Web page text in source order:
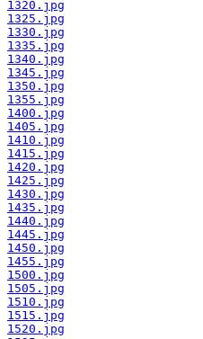
1320.jpg
1325.jpg
1330.jpg
1335.jpg
1340.jpg
1345.jpg
1350.jpg
1355.jpg
1400.jpg
1405.jpg
1410.jpg
1415.jpg
1420.jpg
1425.jpg
1430.jpg
1435.jpg
1440.jpg
1445.jpg
1450.jpg
1455.jpg
1500.jpg
1505.jpg
1510.jpg
1515.jpg
1520.jpg